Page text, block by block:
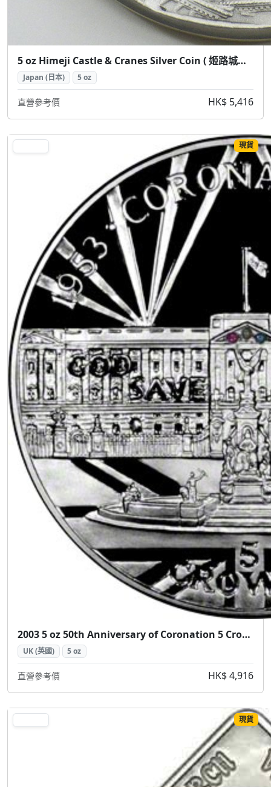
5 oz Himeji Castle & Cranes Silver Coin ( 姬路城仙鶴 5盎司 銀幣)
Japan (日本) 5 oz
直營參考價 HK$ 5,416
現貨
2003 5 oz 50th Anniversary of Coronation 5 Crowns Silver Coin (2003 女王加冕50週年 5皇冠 5盎司 銀幣)
UK (英國) 5 oz
直營參考價 HK$ 4,916
現貨